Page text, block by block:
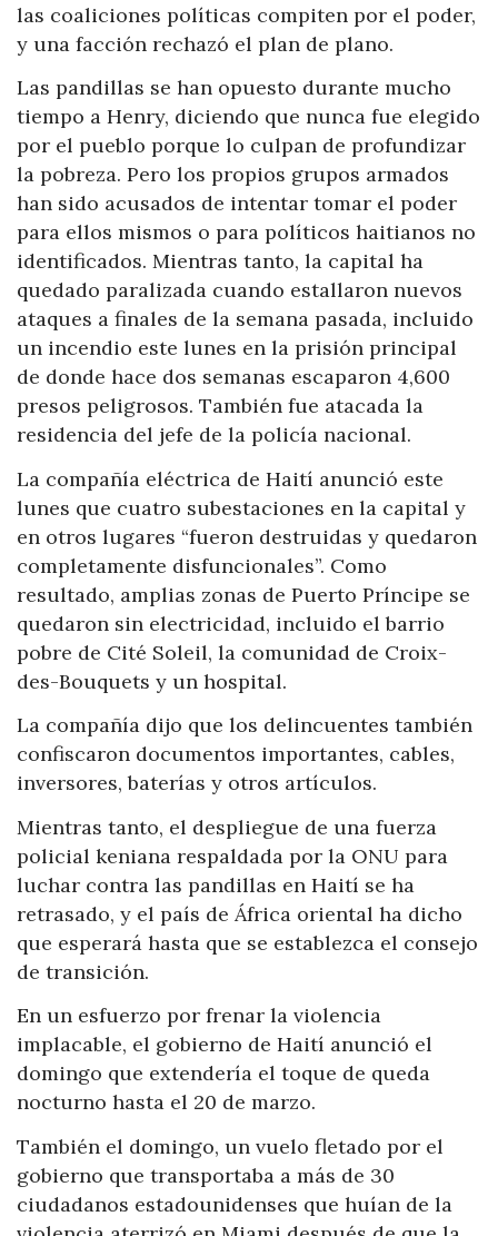
las coaliciones políticas compiten por el poder,
y una facción rechazó el plan de plano.
Las pandillas se han opuesto durante mucho
tiempo a Henry, diciendo que nunca fue elegido
por el pueblo porque lo culpan de profundizar
la pobreza. Pero los propios grupos armados
han sido acusados ​​de intentar tomar el poder
para ellos mismos o para políticos haitianos no
identificados. Mientras tanto, la capital ha
quedado paralizada cuando estallaron nuevos
ataques a finales de la semana pasada, incluido
un incendio este lunes en la prisión principal
de donde hace dos semanas escaparon 4,600
presos peligrosos. También fue atacada la
residencia del jefe de la policía nacional.
La compañía eléctrica de Haití anunció este
lunes que cuatro subestaciones en la capital y
en otros lugares “fueron destruidas y quedaron
completamente disfuncionales”. Como
resultado, amplias zonas de Puerto Príncipe se
quedaron sin electricidad, incluido el barrio
pobre de Cité Soleil, la comunidad de Croix-
des-Bouquets y un hospital.
La compañía dijo que los delincuentes también
confiscaron documentos importantes, cables,
inversores, baterías y otros artículos.
Mientras tanto, el despliegue de una fuerza
policial keniana respaldada por la ONU para
luchar contra las pandillas en Haití se ha
retrasado, y el país de África oriental ha dicho
que esperará hasta que se establezca el consejo
de transición.
En un esfuerzo por frenar la violencia
implacable, el gobierno de Haití anunció el
domingo que extendería el toque de queda
nocturno hasta el 20 de marzo.
También el domingo, un vuelo fletado por el
gobierno que transportaba a más de 30
ciudadanos estadounidenses que huían de la